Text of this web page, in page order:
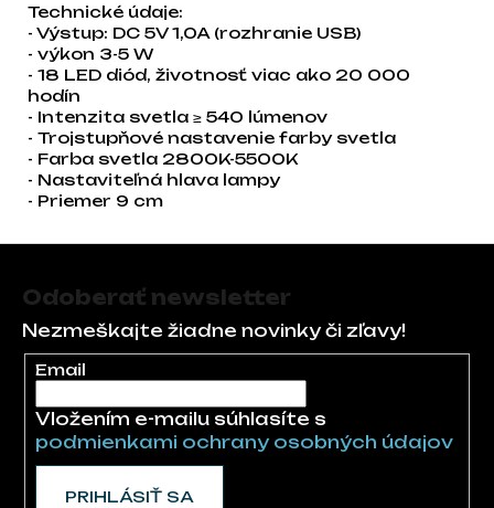
Technické údaje:
- Výstup: DC 5V 1,0A (rozhranie USB)
- výkon 3-5 W
- 18 LED diód, životnosť viac ako 20 000
hodín
- Intenzita svetla ≥ 540 lúmenov
- Trojstupňové nastavenie farby svetla
- Farba svetla 2800K-5500K
- Nastaviteľná hlava lampy
- Priemer 9 cm
Odoberať newsletter
Nezmeškajte žiadne novinky či zľavy!
Email
Vložením e-mailu súhlasíte s
podmienkami ochrany osobných údajov
PRIHLÁSIŤ SA